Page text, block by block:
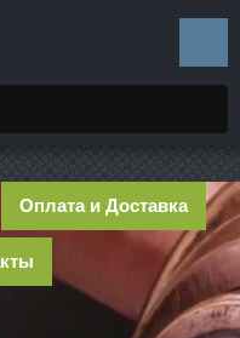
Оплата и Доставка